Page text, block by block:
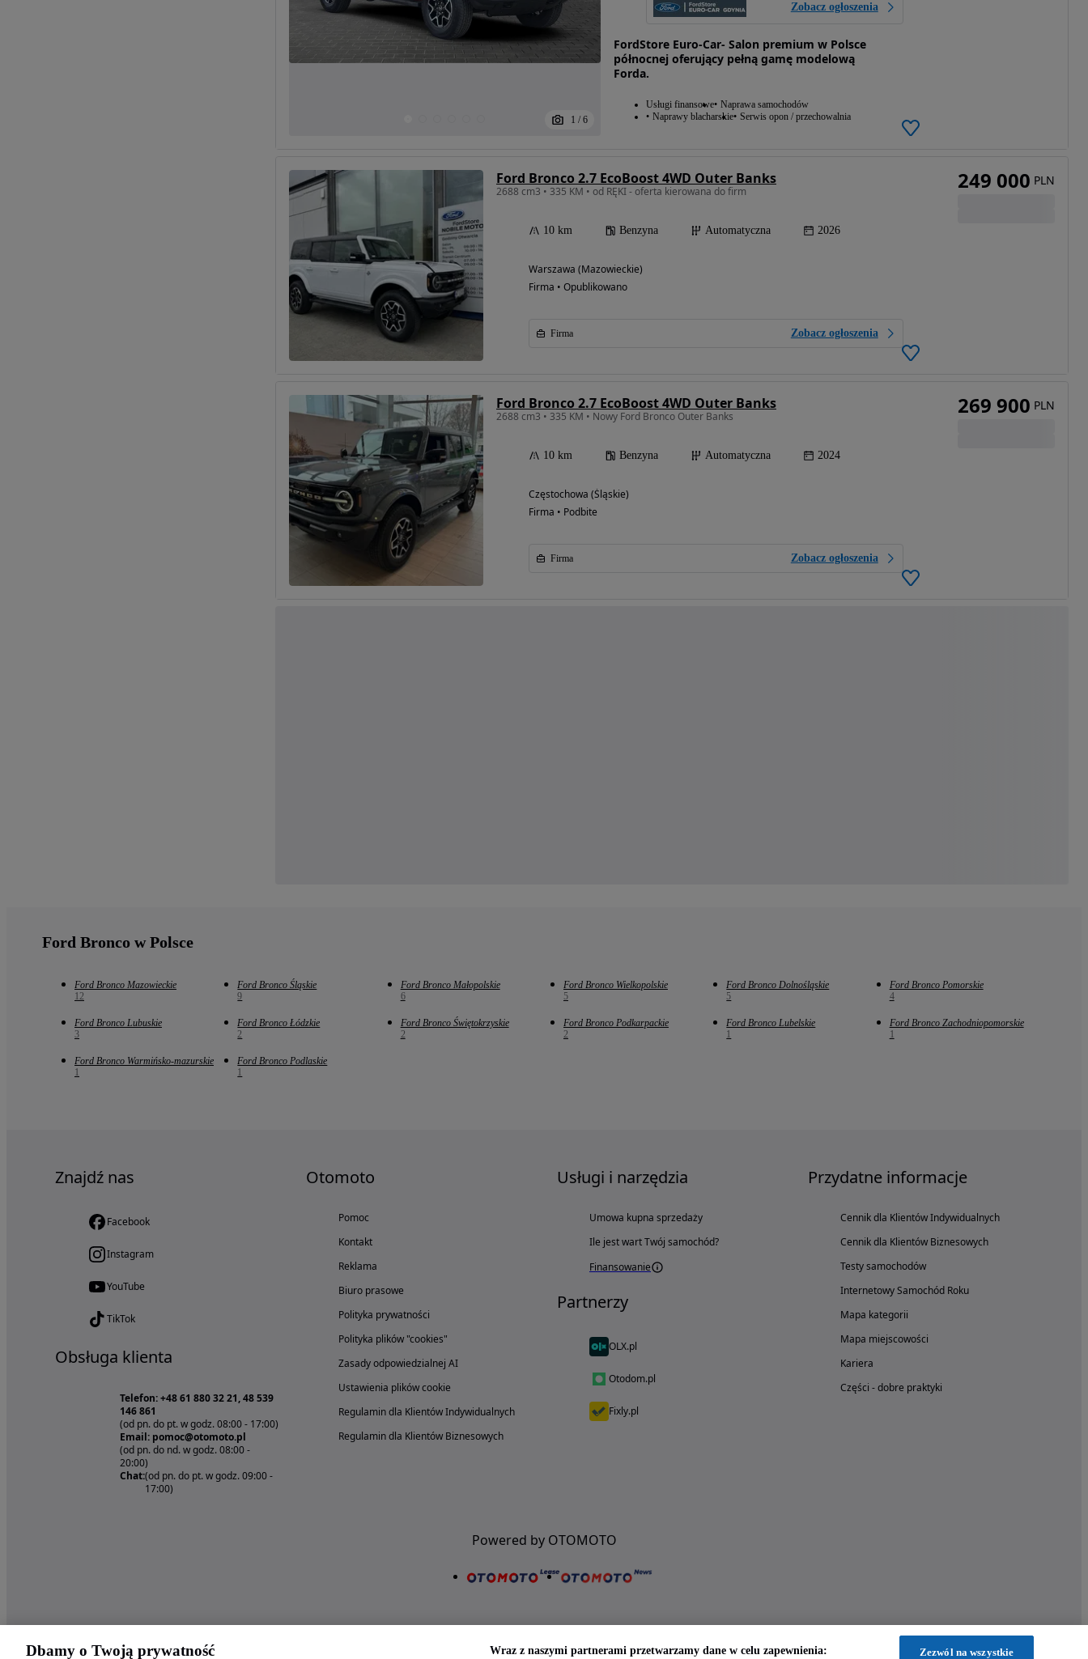
1 / 6
Zobacz ogłoszenia
FordStore Euro-Car- Salon premium w Polsce
północnej oferujący pełną gamę modelową
Forda.
Usługi finansowe Naprawa samochodów
Naprawy blacharskie Serwis opon / przechowalnia
Ford Bronco 2.7 EcoBoost 4WD Outer Banks
2688 cm3 • 335 KM • od RĘKI - oferta kierowana do firm
10 km Benzyna Automatyczna 2026
Warszawa (Mazowieckie)
Firma • Opublikowano
Firma Zobacz ogłoszenia
249 000 PLN
Ford Bronco 2.7 EcoBoost 4WD Outer Banks
2688 cm3 • 335 KM • Nowy Ford Bronco Outer Banks
10 km Benzyna Automatyczna 2024
Częstochowa (Śląskie)
Firma • Podbite
Firma Zobacz ogłoszenia
269 900 PLN
Ford Bronco w Polsce
Ford Bronco Mazowieckie
12
Ford Bronco Śląskie
9
Ford Bronco Małopolskie
6
Ford Bronco Wielkopolskie
5
Ford Bronco Dolnośląskie
5
Ford Bronco Pomorskie
4
Ford Bronco Lubuskie
3
Ford Bronco Łódzkie
2
Ford Bronco Świętokrzyskie
2
Ford Bronco Podkarpackie
2
Ford Bronco Lubelskie
1
Ford Bronco Zachodniopomorskie
1
Ford Bronco Warmińsko-mazurskie
1
Ford Bronco Podlaskie
1
Znajdź nas
Facebook
Instagram
YouTube
TikTok
Obsługa klienta
Telefon: +48 61 880 32 21, 48 539
146 861
(od pn. do pt. w godz. 08:00 - 17:00)
Email: pomoc@otomoto.pl
(od pn. do nd. w godz. 08:00 -
20:00)
Chat:(od pn. do pt. w godz. 09:00 -
17:00)
Otomoto
Pomoc
Kontakt
Reklama
Biuro prasowe
Polityka prywatności
Polityka plików "cookies"
Zasady odpowiedzialnej AI
Ustawienia plików cookie
Regulamin dla Klientów Indywidualnych
Regulamin dla Klientów Biznesowych
Usługi i narzędzia
Umowa kupna sprzedaży
Ile jest wart Twój samochód?
Finansowanie
Partnerzy
OLX.pl
Otodom.pl
Fixly.pl
Przydatne informacje
Cennik dla Klientów Indywidualnych
Cennik dla Klientów Biznesowych
Testy samochodów
Internetowy Samochód Roku
Mapa kategorii
Mapa miejscowości
Kariera
Części - dobre praktyki
Powered by OTOMOTO
Dbamy o Twoją prywatność Wraz z naszymi partnerami przetwarzamy dane w celu zapewnienia: Zezwól na wszystkie